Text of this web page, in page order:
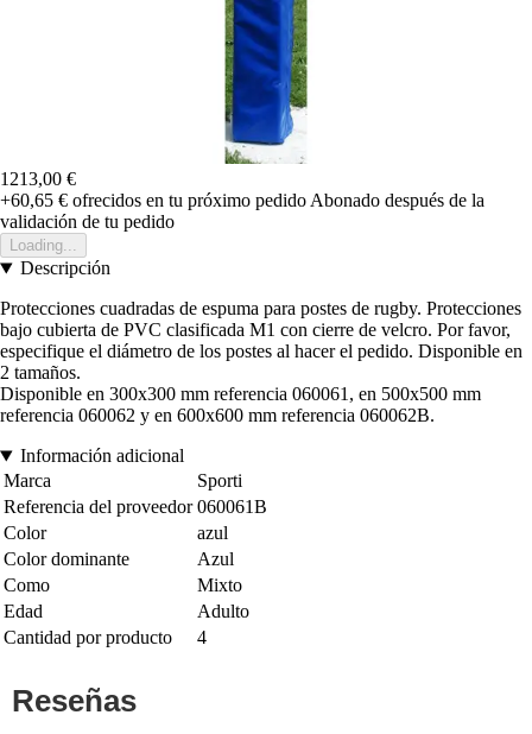
1213,00 €
+60,65 € ofrecidos en tu próximo pedido Abonado después de la
validación de tu pedido
Loading...
Descripción
Protecciones cuadradas de espuma para postes de rugby. Protecciones
bajo cubierta de PVC clasificada M1 con cierre de velcro. Por favor,
especifique el diámetro de los postes al hacer el pedido. Disponible en
2 tamaños.
Disponible en 300x300 mm referencia 060061, en 500x500 mm
referencia 060062 y en 600x600 mm referencia 060062B.
Información adicional
Marca
Sporti
Referencia del proveedor 060061B
Color
azul
Color dominante
Azul
Como
Mixto
Edad
Adulto
Cantidad por producto
4